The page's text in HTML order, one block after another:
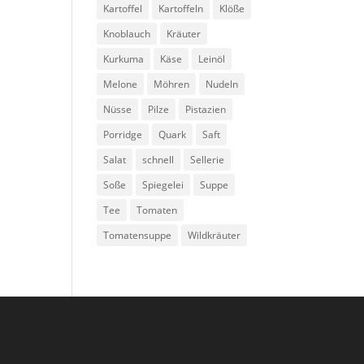
Kartoffel
Kartoffeln
Klöße
Knoblauch
Kräuter
Kurkuma
Käse
Leinöl
Melone
Möhren
Nudeln
Nüsse
Pilze
Pistazien
Porridge
Quark
Saft
Salat
schnell
Sellerie
Soße
Spiegelei
Suppe
Tee
Tomaten
Tomatensuppe
Wildkräuter